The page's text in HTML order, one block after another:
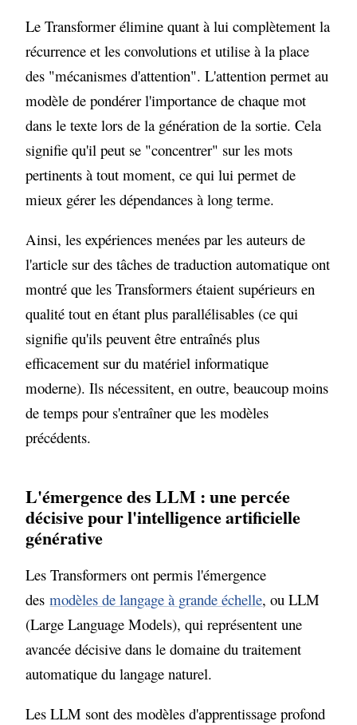
Le Transformer élimine quant à lui complètement la
récurrence et les convolutions et utilise à la place
des "mécanismes d'attention". L'attention permet au
modèle de pondérer l'importance de chaque mot
dans le texte lors de la génération de la sortie. Cela
signifie qu'il peut se "concentrer" sur les mots
pertinents à tout moment, ce qui lui permet de
mieux gérer les dépendances à long terme.
Ainsi, les expériences menées par les auteurs de
l'article sur des tâches de traduction automatique ont
montré que les Transformers étaient supérieurs en
qualité tout en étant plus parallélisables (ce qui
signifie qu'ils peuvent être entraînés plus
efficacement sur du matériel informatique
moderne). Ils nécessitent, en outre, beaucoup moins
de temps pour s'entraîner que les modèles
précédents.
L'émergence des LLM : une percée
décisive pour l'intelligence artificielle
générative
Les Transformers ont permis l'émergence
desmodèles de langage à grande échelle, ou LLM
(Large Language Models), qui représentent une
avancée décisive dans le domaine du traitement
automatique du langage naturel.
Les LLM sont des modèles d'apprentissage profond